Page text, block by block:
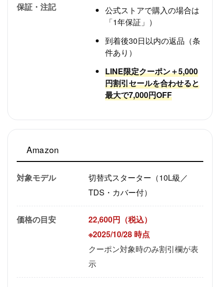
保証・注記
公式ストアで購入の場合は
「1年保証」）
到着後30日以内の返品（条
件あり）
LINE限定クーポン＋5,000
円割引セールを合わせると
最大で7,000円OFF
Amazon
対象モデル
切替式スターター（10L級／
TDS・カバー付）
価格の目安
22,600円（税込）
※2025/10/28 時点
クーポン対象時のみ割引欄が表
示